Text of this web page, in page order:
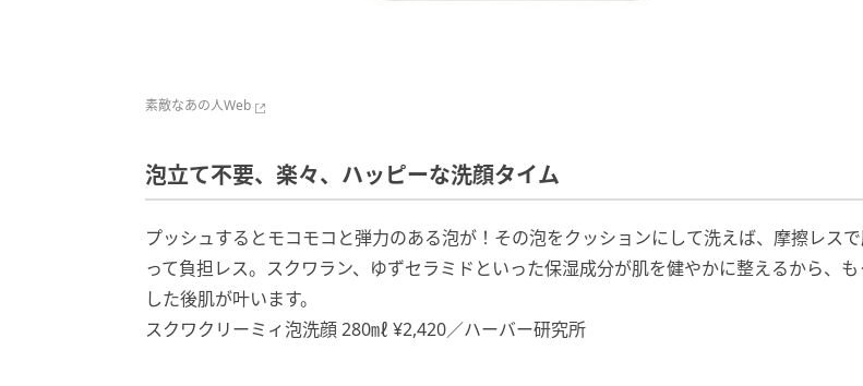
素敵なあの人Web
泡立て不要、楽々、ハッピーな洗顔タイム
プッシュするとモコモコと弾力のある泡が！その泡をクッションにして洗えば、摩擦レス
って負担レス。スクワラン、ゆずセラミドといった保湿成分が肌を健やかに整えるから、も
した後肌が叶います。
スクワクリーミィ泡洗顔 280㎖ ¥2,420／ハーバー研究所